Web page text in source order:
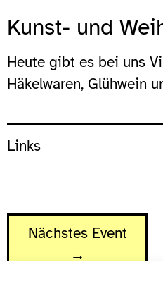
Kunst- und
Heute gibt es bei uns
Häkelwaren, Glühwein
Links
Nächstes Event
→